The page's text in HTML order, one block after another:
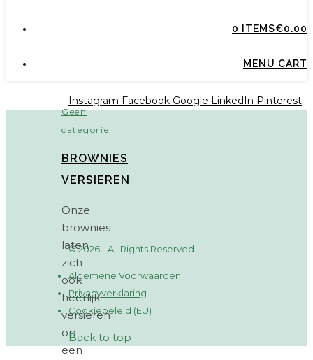
0 ITEMS€0.00
MENU CART
Geen
categorie
BROWNIES
VERSIEREN
Onze
brownies
laten
zich
ook
heerlijk
versieren
op
een
Instagram Facebook Google LinkedIn Pinterest
© 2026 - All Rights Reserved
Algemene Voorwaarden
Privacyverklaring
Cookiebeleid (EU)
Back to top